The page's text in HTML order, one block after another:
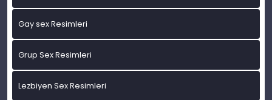
Gay sex Resimleri
Grup Sex Resimleri
Lezbiyen Sex Resimleri